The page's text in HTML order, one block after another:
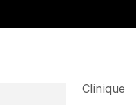
Clinique